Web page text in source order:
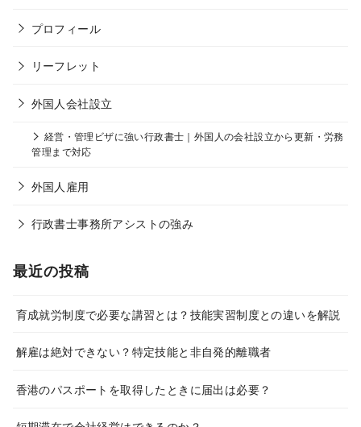
プロフィール
リーフレット
外国人会社設立
経営・管理ビザに強い行政書士｜外国人の会社設立から更新・労務
管理まで対応
外国人雇用
行政書士事務所アシストの強み
最近の投稿
育成就労制度で必要な講習とは？技能実習制度との違いを解説
解雇は絶対できない？特定技能と非自発的離職者
香港のパスポートを取得したときに届出は必要？